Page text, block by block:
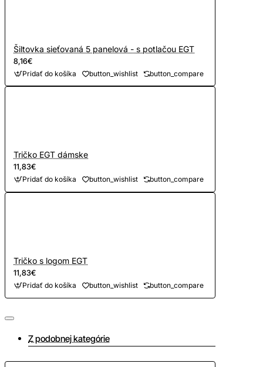
Šiltovka sieťovaná 5 panelová - s potlačou EGT
8,16€
Pridať do košíka button_wishlist button_compare
Tričko EGT dámske
11,83€
Pridať do košíka button_wishlist button_compare
Tričko s logom EGT
11,83€
Pridať do košíka button_wishlist button_compare
Z podobnej kategórie